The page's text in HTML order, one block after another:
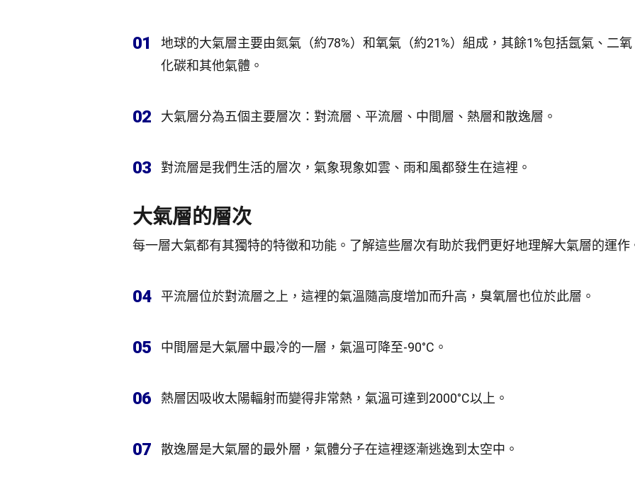
01
地球的大氣層主要由氮氣（約78%）和氧氣（約21%）組成，其餘1%包括氬氣、二氧
化碳和其他氣體。
02 大氣層分為五個主要層次：對流層、平流層、中間層、熱層和散逸層。
03 對流層是我們生活的層次，氣象現象如雲、雨和風都發生在這裡。
大氣層的層次
每一層大氣都有其獨特的特徵和功能。了解這些層次有助於我們更好地理解大氣層的運作
04 平流層位於對流層之上，這裡的氣溫隨高度增加而升高，臭氧層也位於此層。
05 中間層是大氣層中最冷的一層，氣溫可降至-90°C。
06 熱層因吸收太陽輻射而變得非常熱，氣溫可達到2000°C以上。
07 散逸層是大氣層的最外層，氣體分子在這裡逐漸逃逸到太空中。